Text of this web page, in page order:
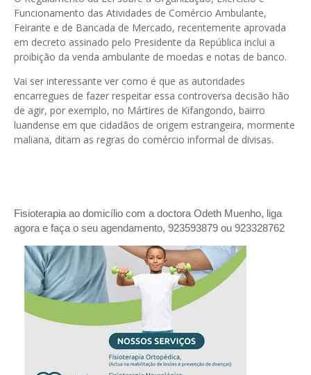
Funcionamento das Atividades de Comércio Ambulante,
Feirante e de Bancada de Mercado, recentemente aprovada
em decreto assinado pelo Presidente da República inclui a
proibição da venda ambulante de moedas e notas de banco.
Vai ser interessante ver como é que as autoridades
encarregues de fazer respeitar essa controversa decisão hão
de agir, por exemplo, no Mártires de Kifangondo, bairro
luandense em que cidadãos de origem estrangeira, mormente
maliana, ditam as regras do comércio informal de divisas.
Fisioterapia ao domicílio com a doctora Odeth Muenho, liga
agora e faça o seu agendamento, 923593879 ou 923328762